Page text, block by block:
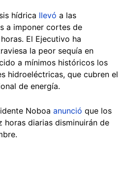
hídrica llevó a las
a imponer cortes de
El Ejecutivo ha
la peor sequía en
a mínimos históricos los
hidroeléctricas, que cubren el
de energía.
Noboa anunció que los
diarias disminuirán de